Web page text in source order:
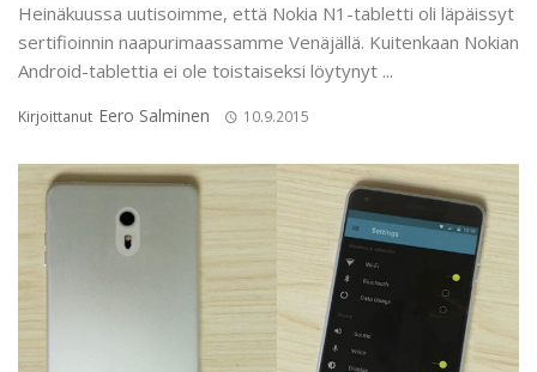
Heinäkuussa uutisoimme, että Nokia N1-tabletti oli läpäissyt
sertifioinnin naapurimaassamme Venäjällä. Kuitenkaan Nokian
Android-tablettia ei ole toistaiseksi löytynyt ...
Kirjoittanut Eero Salminen 10.9.2015